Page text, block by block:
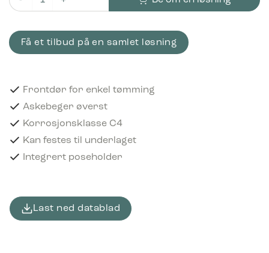
Bica Model 5079 Avfallsbeholder 100 liter Med askebeger
Få et tilbud på en samlet løsning
Frontdør for enkel tømming
Askebeger øverst
Korrosjonsklasse C4
Kan festes til underlaget
Integrert poseholder
Last ned datablad